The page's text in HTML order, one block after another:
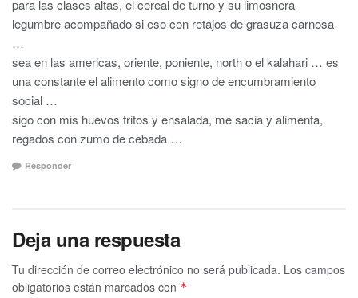
para las clases altas, el cereal de turno y su limosnera
legumbre acompañado si eso con retajos de grasuza carnosa
…
sea en las americas, oriente, poniente, north o el kalahari … es
una constante el alimento como signo de encumbramiento
social …
sigo con mis huevos fritos y ensalada, me sacia y alimenta,
regados con zumo de cebada …
Responder
Deja una respuesta
Tu dirección de correo electrónico no será publicada. Los campos
obligatorios están marcados con *